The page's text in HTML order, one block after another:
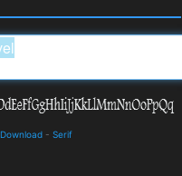
- Serif